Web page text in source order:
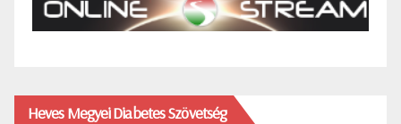
Heves Megyei Diabetes Szövetség